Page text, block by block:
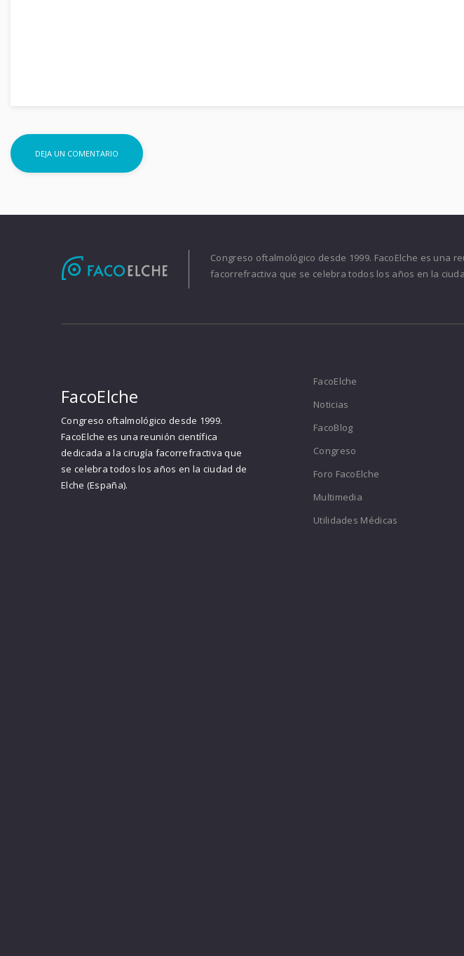
Congreso oftalmológico desde 1999. FacoElche es una
facorrefractiva que se celebra todos los años en la
FacoElche
Congreso oftalmológico desde 1999.
FacoElche es una reunión científica
dedicada a la cirugía facorrefractiva que
se celebra todos los años en la ciudad de
Elche (España).
FacoElche
Noticias
FacoBlog
Congreso
Foro FacoElche
Multimedia
Utilidades Médicas